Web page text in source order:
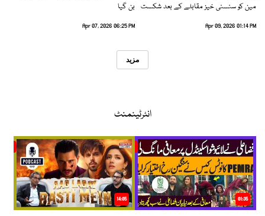
مین کو سنسنی خیز مقابلے کے بعد شکست
Apr 09, 2026 01:14 PM
بن گیا
Apr 07, 2026 06:25 PM
مزید
انٹرٹینمنٹ
01:35
14:05